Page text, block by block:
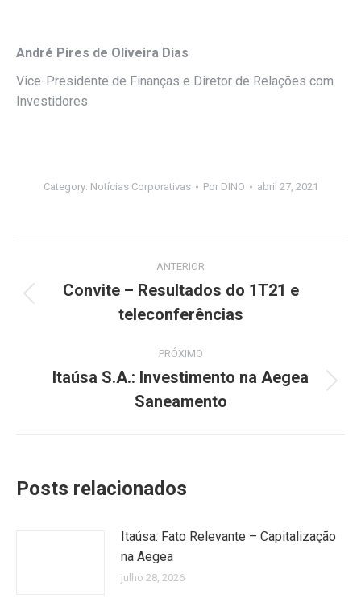
André Pires de Oliveira Dias
Vice-Presidente de Finanças e Diretor de Relações com
Investidores
Category: Notícias Corporativas Por DINO abril 27, 2021
de
ANTERIOR
anterior:
Convite – Resultados do 1T21 e
teleconferências
PRÓXIMO
post:
Itaúsa S.A.: Investimento na Aegea
Saneamento
Posts relacionados
Itaúsa: Fato Relevante – Capitalização
na Aegea
julho 28, 2026